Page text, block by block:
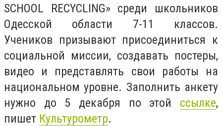
SCHOOL RECYCLING» среди школьников
Одесской области 7-11 классов.
Учеников призывают присоединиться к
социальной миссии, создавать постеры,
видео и представлять свои работы на
национальном уровне. Заполнить анкету
нужно до 5 декабря по этой ссылке,
пишет Культурометр.